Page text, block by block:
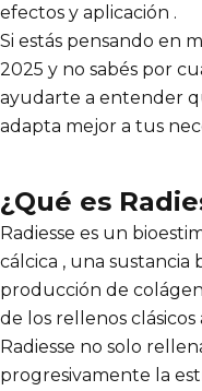
efectos y aplicación .
Si estás pensando en
2025 y no sabés por
ayudarte a entender
adapta mejor a tus
¿Qué es
Radiesse es un
cálcica , una
producción de
de los rellenos
Radiesse no solo
progresivamente la